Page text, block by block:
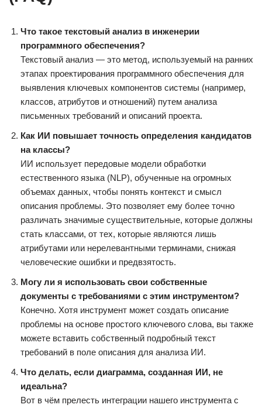
Что такое текстовый анализ в инженерии
программного обеспечения?
Текстовый анализ — это метод, используемый на ранних
этапах проектирования программного обеспечения для
выявления ключевых компонентов системы (например,
классов, атрибутов и отношений) путем анализа
письменных требований и описаний проекта.
Как ИИ повышает точность определения кандидатов
на классы?
ИИ использует передовые модели обработки
естественного языка (NLP), обученные на огромных
объемах данных, чтобы понять контекст и смысл
описания проблемы. Это позволяет ему более точно
различать значимые существительные, которые должны
стать классами, от тех, которые являются лишь
атрибутами или нерелевантными терминами, снижая
человеческие ошибки и предвзятость.
Могу ли я использовать свои собственные
документы с требованиями с этим инструментом?
Конечно. Хотя инструмент может создать описание
проблемы на основе простого ключевого слова, вы также
можете вставить собственный подробный текст
требований в поле описания для анализа ИИ.
Что делать, если диаграмма, созданная ИИ, не
идеальна?
Вот в чём прелесть интеграции нашего инструмента с